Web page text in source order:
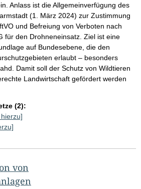
Anlass ist die Allgemeinverfügung des
(1. März 2024) zur Zustimmung
und Befreiung von Verboten nach
für den Drohneneinsatz. Ziel ist eine
auf Bundesebene, die den
erlaubt – besonders
Damit soll der Schutz von Wildtieren
Landwirtschaft gefördert werden
(2):
von